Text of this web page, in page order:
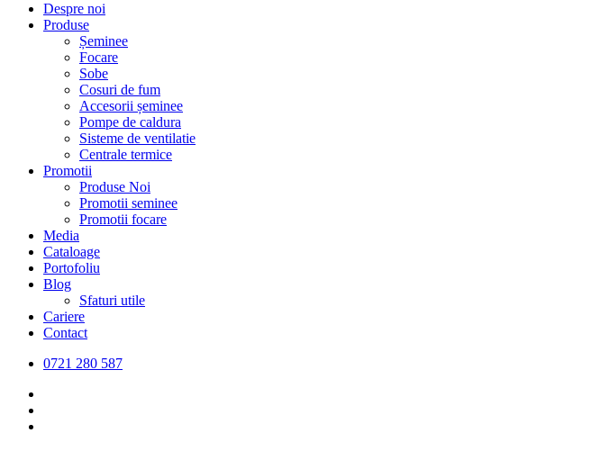
Despre noi
Produse
Șeminee
Focare
Sobe
Cosuri de fum
Accesorii șeminee
Pompe de caldura
Sisteme de ventilatie
Centrale termice
Promotii
Produse Noi
Promotii seminee
Promotii focare
Media
Cataloage
Portofoliu
Blog
Sfaturi utile
Cariere
Contact
0721 280 587